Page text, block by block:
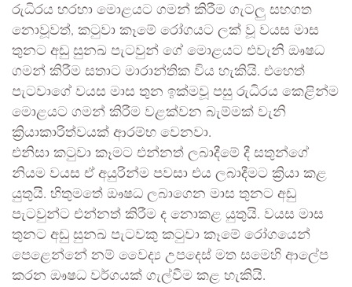
රුධිරය හරහා මොළයට ගමන් කිරීම ගැටලු සහගත
නොවූවත්, කටුවා කෑමේ රෝගයට ලක් වූ වයස මාස
තුනට අඩු සුනඛ පැටවුන් ගේ මොළයට එවැනි ඖෂධ
ගමන් කිරීම සතාට මාරාන්තික විය හැකියි. එහෙත්
පැටවාගේ වයස මාස තුන ඉක්මවූ පසු රුධිරය කෙළින්ම
මොළයට ගමන් කිරීම වළක්වන බැම්මක් වැනි
ක්‍රියාකාරිත්වයක් ආරම්භ වෙනවා.
එනිසා කටුවා කෑමට එන්නත් ලබාදීමේ දී සතුන්ගේ
නියම වයස ඒ අයුරින්ම පවසා එය ලබාදීමට ක්‍රියා කළ
යුතුයි. හිතුමතේ ඖෂධ ලබාගෙන මාස තුනට අඩු
පැටවුන්ට එන්නත් කිරීම ද නොකළ යුතුයි. වයස මාස
තුනට අඩු සුනඛ පැටවකු කටුවා කෑමේ රෝගයෙන්
පෙළෙන්නේ නම් වෛද්‍ය උපදෙස් මත සමෙහි ආලේප
කරන ඖෂධ වර්ගයක් ගැල්වීම කළ හැකියි.